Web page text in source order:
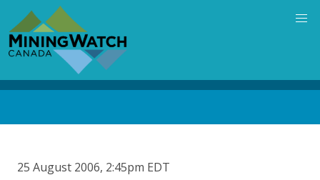
main
content
25 August 2006, 2:45pm EDT